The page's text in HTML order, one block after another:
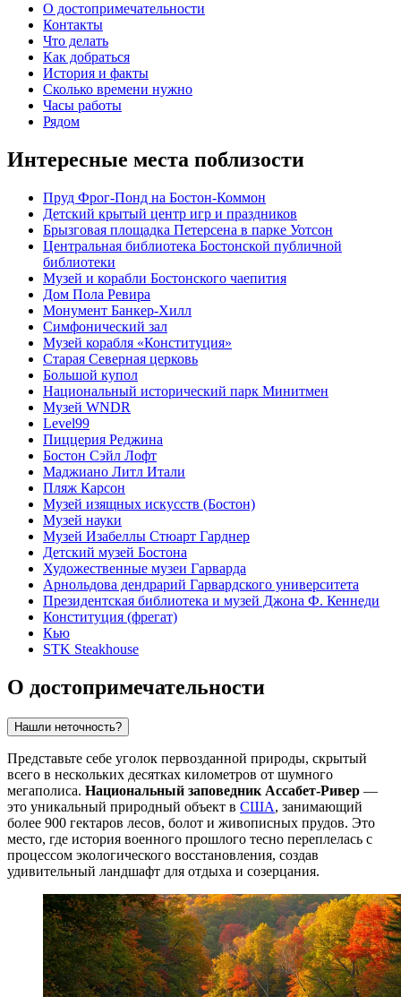
О достопримечательности
Контакты
Что делать
Как добраться
История и факты
Сколько времени нужно
Часы работы
Рядом
Интересные места поблизости
Пруд Фрог-Понд на Бостон-Коммон
Детский крытый центр игр и праздников
Брызговая площадка Петерсена в парке Уотсон
Центральная библиотека Бостонской публичной
библиотеки
Музей и корабли Бостонского чаепития
Дом Пола Ревира
Монумент Банкер-Хилл
Симфонический зал
Музей корабля «Конституция»
Старая Северная церковь
Большой купол
Национальный исторический парк Минитмен
Музей WNDR
Level99
Пиццерия Реджина
Бостон Сэйл Лофт
Маджиано Литл Итали
Пляж Карсон
Музей изящных искусств (Бостон)
Музей науки
Музей Изабеллы Стюарт Гарднер
Детский музей Бостона
Художественные музеи Гарварда
Арнольдова дендрарий Гарвардского университета
Президентская библиотека и музей Джона Ф. Кеннеди
Конституция (фрегат)
Кью
STK Steakhouse
О достопримечательности
Нашли неточность?
Представьте себе уголок первозданной природы, скрытый
всего в нескольких десятках километров от шумного
мегаполиса. Национальный заповедник Ассабет-Ривер —
это уникальный природный объект в США, занимающий
более 900 гектаров лесов, болот и живописных прудов. Это
место, где история военного прошлого тесно переплелась с
процессом экологического восстановления, создав
удивительный ландшафт для отдыха и созерцания.